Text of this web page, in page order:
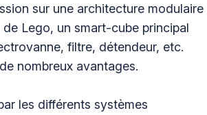
sur une architecture modulaire
de Lego, un smart-cube principal
filtre, détendeur, etc.
nombreux avantages.
les différents systèmes